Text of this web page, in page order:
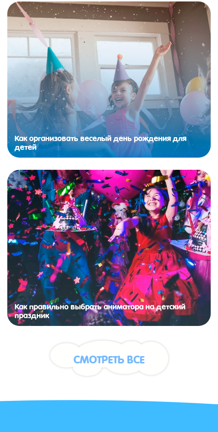
Как организовать веселый день рождения для
детей
Как правильно выбрать аниматора на детский
праздник
СМОТРЕТЬ ВСЕ